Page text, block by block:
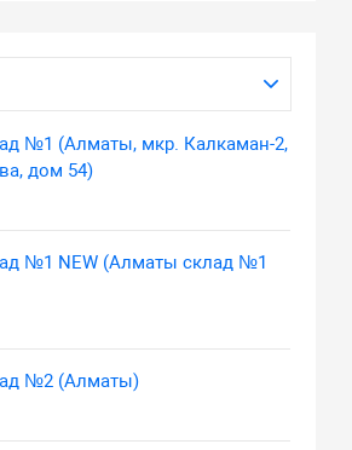
№1 (Алматы, мкр. Калкаман-2,
дом 54)
№1 NEW (Алматы склад №1
№2 (Алматы)